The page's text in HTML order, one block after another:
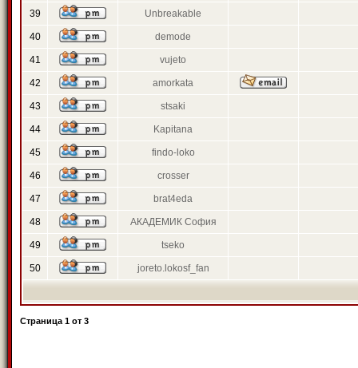
39 Unbreakable
40 demode
41 vujeto
42 amorkata
43 stsaki
44 Kapitana
45 findo-loko
46 crosser
47 brat4eda
48 АКАДЕМИК София
49 tseko
50 joreto.lokosf_fan
Страница 1 от 3